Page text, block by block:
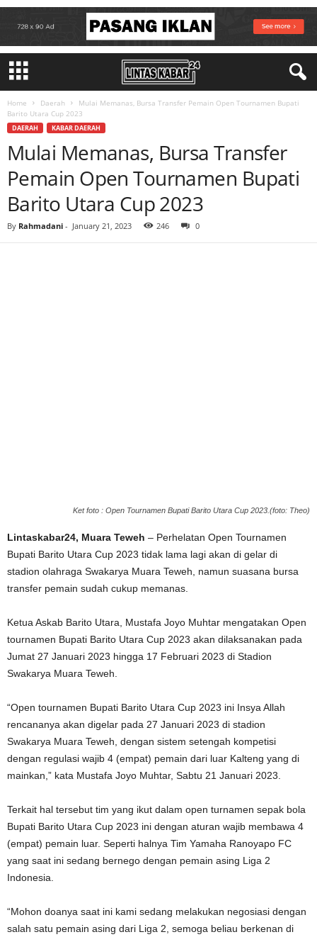
Home Daerah
Mulai Memanas, Bursa Transfer Pemain Open Tournamen Bupati
Barito Utara Cup 2023
DAERAH KABAR DAERAH
Mulai Memanas, Bursa Transfer
Pemain Open Tournamen Bupati
Barito Utara Cup 2023
By Rahmadani - January 21, 2023 246 0
Ket foto : Open Tournamen Bupati Barito Utara Cup 2023.(foto: Theo)
Lintaskabar24, Muara Teweh – Perhelatan Open Tournamen
Bupati Barito Utara Cup 2023 tidak lama lagi akan di gelar di
stadion olahraga Swakarya Muara Teweh, namun suasana bursa
transfer pemain sudah cukup memanas.
Ketua Askab Barito Utara, Mustafa Joyo Muhtar mengatakan Open
tournamen Bupati Barito Utara Cup 2023 akan dilaksanakan pada
Jumat 27 Januari 2023 hingga 17 Februari 2023 di Stadion
Swakarya Muara Teweh.
“Open tournamen Bupati Barito Utara Cup 2023 ini Insya Allah
rencananya akan digelar pada 27 Januari 2023 di stadion
Swakarya Muara Teweh, dengan sistem setengah kompetisi
dengan regulasi wajib 4 (empat) pemain dari luar Kalteng yang di
mainkan,” kata Mustafa Joyo Muhtar, Sabtu 21 Januari 2023.
Terkait hal tersebut tim yang ikut dalam open turnamen sepak bola
Bupati Barito Utara Cup 2023 ini dengan aturan wajib membawa 4
(empat) pemain luar. Seperti halnya Tim Yamaha Ranoyapo FC
yang saat ini sedang bernego dengan pemain asing Liga 2
Indonesia.
“Mohon doanya saat ini kami sedang melakukan negosiasi dengan
salah satu pemain asing dari Liga 2, semoga beliau berkenan di